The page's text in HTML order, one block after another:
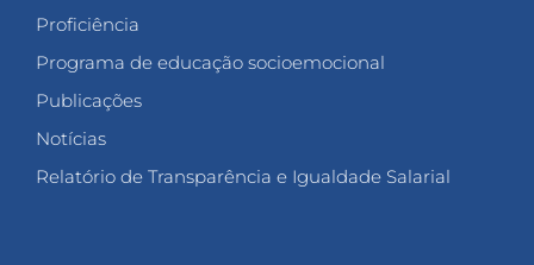
Proficiência
Programa de educação socioemocional
Publicações
Notícias
Relatório de Transparência e Igualdade Salarial